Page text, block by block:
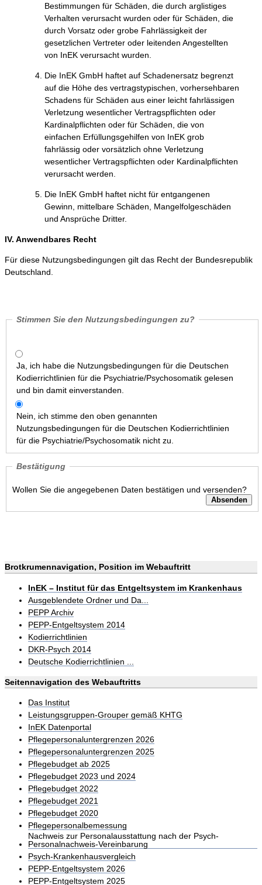
Bestimmungen für Schäden, die durch arglistiges
Verhalten verursacht wurden oder für Schäden, die
durch Vorsatz oder grobe Fahrlässigkeit der
gesetzlichen Vertreter oder leitenden Angestellten
von InEK verursacht wurden.
Die InEK GmbH haftet auf Schadenersatz begrenzt
auf die Höhe des vertragstypischen, vorhersehbaren
Schadens für Schäden aus einer leicht fahrlässigen
Verletzung wesentlicher Vertragspflichten oder
Kardinalpflichten oder für Schäden, die von
einfachen Erfüllungsgehilfen von InEK grob
fahrlässig oder vorsätzlich ohne Verletzung
wesentlicher Vertragspflichten oder Kardinalpflichten
verursacht werden.
Die InEK GmbH haftet nicht für entgangenen
Gewinn, mittelbare Schäden, Mangelfolgeschäden
und Ansprüche Dritter.
IV. Anwendbares Recht
Für diese Nutzungsbedingungen gilt das Recht der Bundesrepublik
Deutschland.
Stimmen Sie den Nutzungsbedingungen zu?
Ja, ich habe die Nutzungsbedingungen für die Deutschen
Kodierrichtlinien für die Psychiatrie/Psychosomatik gelesen
und bin damit einverstanden.
Nein, ich stimme den oben genannten
Nutzungsbedingungen für die Deutschen Kodierrichtlinien
für die Psychiatrie/Psychosomatik nicht zu.
Bestätigung
Wollen Sie die angegebenen Daten bestätigen und versenden?
Brotkrumennavigation, Position im Webauftritt
InEK – Institut für das Entgeltsystem im Krankenhaus
Ausgeblendete Ordner und Da...
PEPP Archiv
PEPP-Entgeltsystem 2014
Kodierrichtlinien
DKR-Psych 2014
Deutsche Kodierrichtlinien ...
Seitennavigation des Webauftritts
Das Institut
Leistungsgruppen-Grouper gemäß KHTG
InEK Datenportal
Pflegepersonaluntergrenzen 2026
Pflegepersonaluntergrenzen 2025
Pflegebudget ab 2025
Pflegebudget 2023 und 2024
Pflegebudget 2022
Pflegebudget 2021
Pflegebudget 2020
Pflegepersonalbemessung
Nachweis zur Personalausstattung nach der Psych-
Personalnachweis-Vereinbarung
Psych-Krankenhausvergleich
PEPP-Entgeltsystem 2026
PEPP-Entgeltsystem 2025